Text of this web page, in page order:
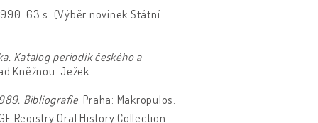
63 s. (Výběr novinek Státní
Katalog periodik českého a
Kněžnou: Ježek.
Bibliografie. Praha: Makropulos.
Registry Oral History Collection